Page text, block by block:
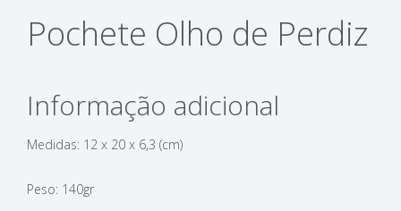
Pochete Olho de Perdiz
Informação adicional
Medidas: 12 x 20 x 6,3 (cm)
Peso: 140gr